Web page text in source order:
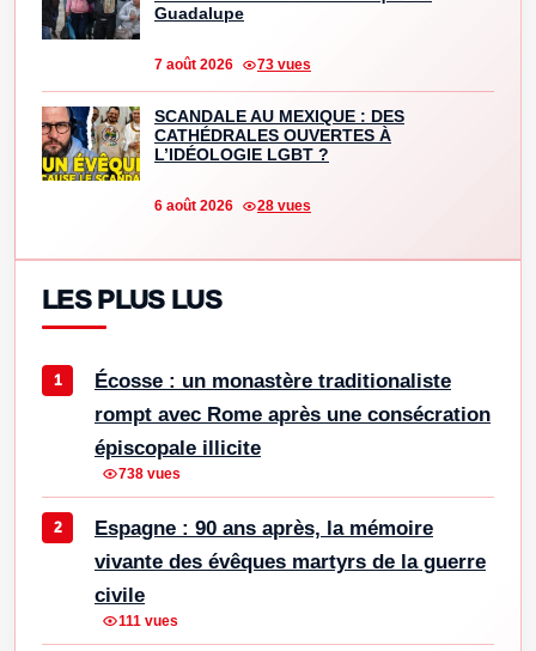
Guadalupe
7 août 2026 73 vues
SCANDALE AU MEXIQUE : DES
CATHÉDRALES OUVERTES À
L’IDÉOLOGIE LGBT ?
6 août 2026 28 vues
LES PLUS LUS
Écosse : un monastère traditionaliste
rompt avec Rome après une consécration
épiscopale illicite
738 vues
Espagne : 90 ans après, la mémoire
vivante des évêques martyrs de la guerre
civile
111 vues